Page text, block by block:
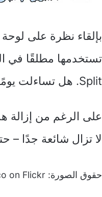
بإلقاء نظرة على
Split. هل تساءلت يومًا عن سبب استخدام هذه المفاتيح؟
على الرغم من إزالة
لا تزال شائعة جدًا –
حقوق الصورة: ajmexico on Flickr